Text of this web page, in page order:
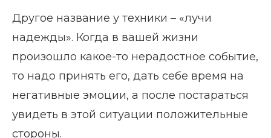
Другое название у техники – «лучи
надежды». Когда в вашей жизни
произошло какое-то нерадостное событие,
то надо принять его, дать себе время на
негативные эмоции, а после постараться
увидеть в этой ситуации положительные
стороны.